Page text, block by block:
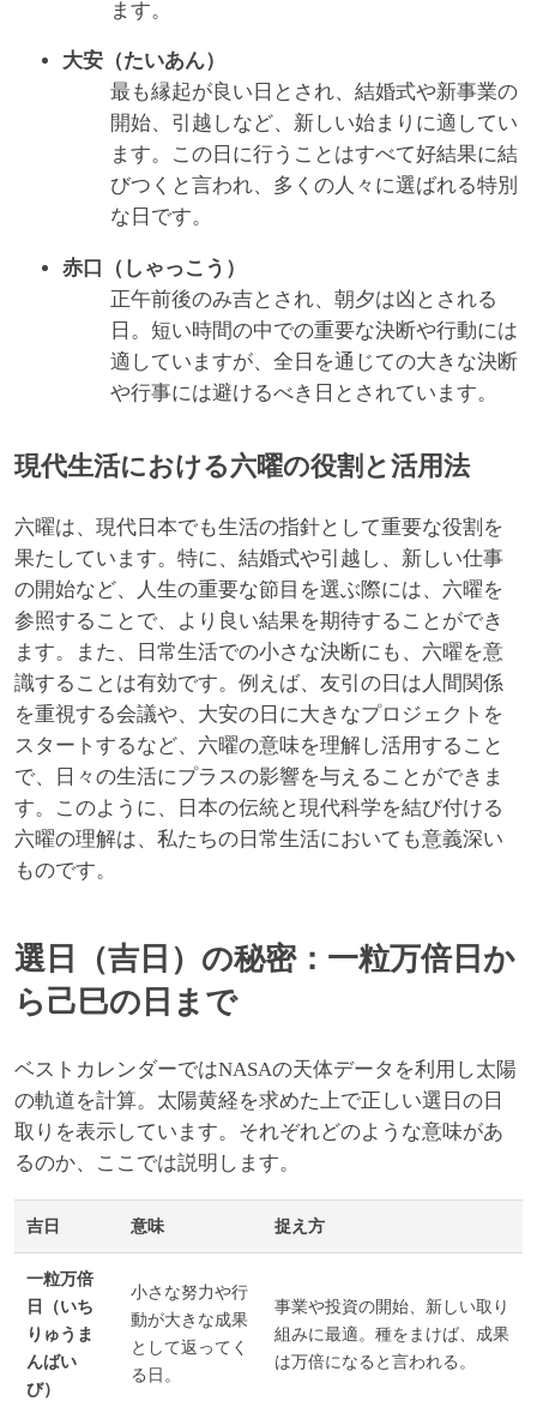
ます。
大安（たいあん）
最も縁起が良い日とされ、結婚式や新事業の
開始、引越しなど、新しい始まりに適してい
ます。この日に行うことはすべて好結果に結
びつくと言われ、多くの人々に選ばれる特別
な日です。
赤口（しゃっこう）
正午前後のみ吉とされ、朝夕は凶とされる
日。短い時間の中での重要な決断や行動には
適していますが、全日を通じての大きな決断
や行事には避けるべき日とされています。
現代生活における六曜の役割と活用法
六曜は、現代日本でも生活の指針として重要な役割を
果たしています。特に、結婚式や引越し、新しい仕事
の開始など、人生の重要な節目を選ぶ際には、六曜を
参照することで、より良い結果を期待することができ
ます。また、日常生活での小さな決断にも、六曜を意
識することは有効です。例えば、友引の日は人間関係
を重視する会議や、大安の日に大きなプロジェクトを
スタートするなど、六曜の意味を理解し活用すること
で、日々の生活にプラスの影響を与えることができま
す。このように、日本の伝統と現代科学を結び付ける
六曜の理解は、私たちの日常生活においても意義深い
ものです。
選日（吉日）の秘密：一粒万倍日か
ら己巳の日まで
ベストカレンダーではNASAの天体データを利用し太陽
の軌道を計算。太陽黄経を求めた上で正しい選日の日
取りを表示しています。それぞれどのような意味があ
るのか、ここでは説明します。
吉日 意味 捉え方
一粒万倍
日（いち
りゅうま
んばい
び）
小さな努力や行
動が大きな成果
として返ってく
る日。
事業や投資の開始、新しい取り
組みに最適。種をまけば、成果
は万倍になると言われる。